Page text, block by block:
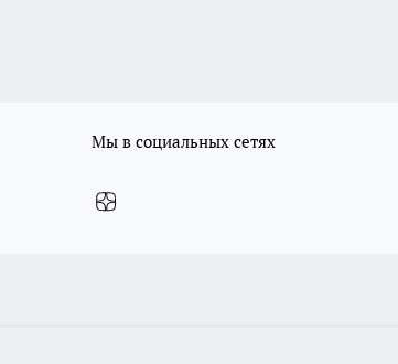
Мы в социальных сетях